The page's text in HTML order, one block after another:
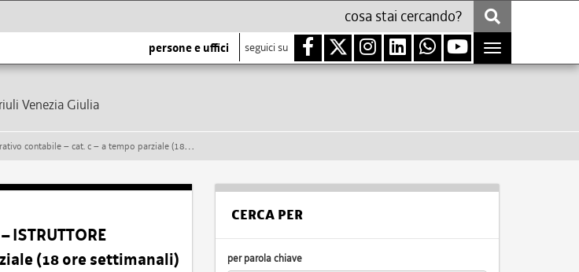
persone e uffici seguici su
Toggle
navigation
Venezia Giulia
– presso il comune di san pietro al natisone – formazione di una graduatoria
(18 ore settimanali)
CERCA PER
per parola chiave